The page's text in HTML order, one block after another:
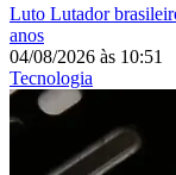
Luto Lutador
anos
04/08/2026 às 10:51
Tecnologia